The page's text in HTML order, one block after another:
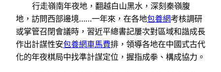
行走嶺南年夜地，翻越白山黑水，深刻秦嶺腹
地，訪問西部邊境……一年來，在各地包養網考核調研
或掌管召閉會議時，習近平總書記屢次對區域和諧成長
作出計謀性安包養網車馬費排，領導各地在中國式古代
化的年夜棋局中找準計謀定位，握指成拳、構成協力。